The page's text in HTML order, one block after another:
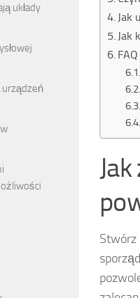
Jak
Jak
Stwórz
układy
urządzeń